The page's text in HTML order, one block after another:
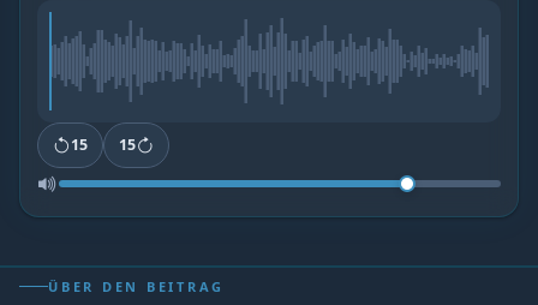
15 15
ÜBER DEN BEITRAG